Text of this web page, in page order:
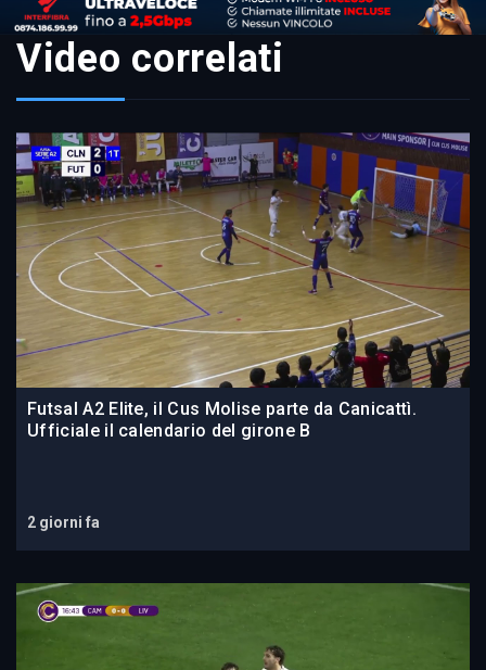
Video correlati
Futsal A2 Elite, il Cus Molise parte da Canicattì.
Ufficiale il calendario del girone B
2 giorni fa